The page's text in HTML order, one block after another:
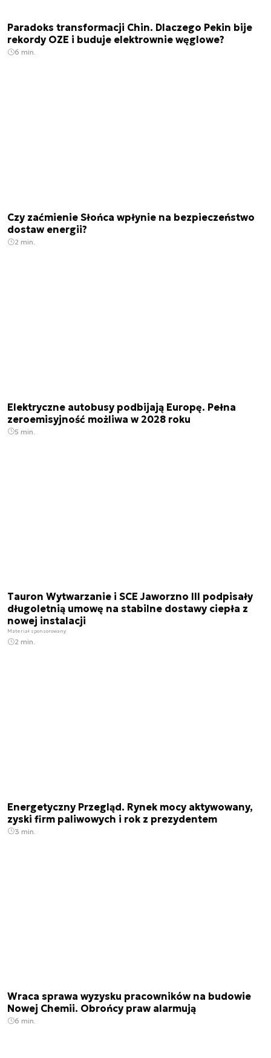
Paradoks transformacji Chin. Dlaczego Pekin bije
rekordy OZE i buduje elektrownie węglowe?
6 min.
Czy zaćmienie Słońca wpłynie na bezpieczeństwo
dostaw energii?
2 min.
Elektryczne autobusy podbijają Europę. Pełna
zeroemisyjność możliwa w 2028 roku
5 min.
Tauron Wytwarzanie i SCE Jaworzno III podpisały
długoletnią umowę na stabilne dostawy ciepła z
nowej instalacji
Materiał sponsorowany
2 min.
Energetyczny Przegląd. Rynek mocy aktywowany,
zyski firm paliwowych i rok z prezydentem
3 min.
Wraca sprawa wyzysku pracowników na budowie
Nowej Chemii. Obrońcy praw alarmują
6 min.